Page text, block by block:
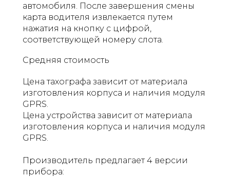
автомобиля. После завершения смены
карта водителя извлекается путем
нажатия на кнопку с цифрой,
соответствующей номеру слота.
Средняя стоимость
Цена тахографа зависит от материала
изготовления корпуса и наличия модуля
GPRS.
Цена устройства зависит от материала
изготовления корпуса и наличия модуля
GPRS.
Производитель предлагает 4 версии
прибора: